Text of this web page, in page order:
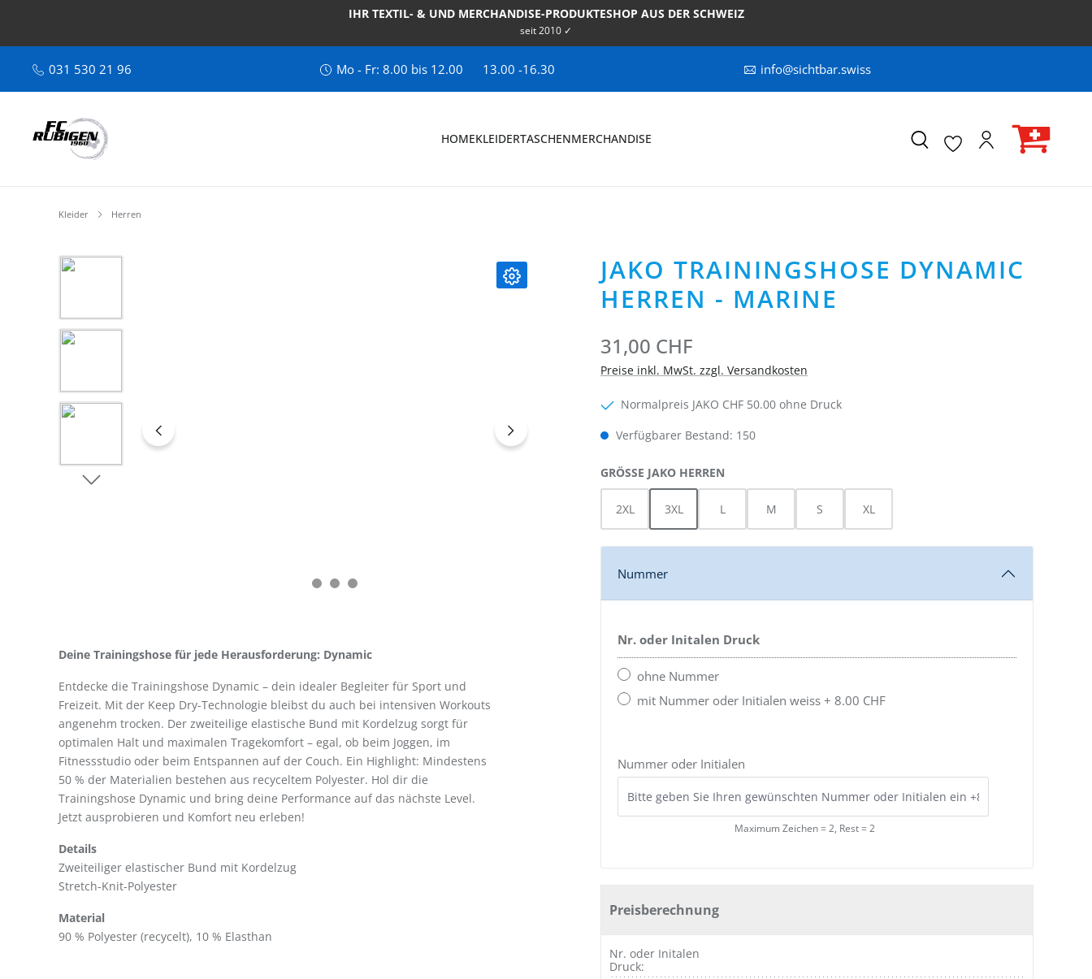
IHR TEXTIL- & UND MERCHANDISE-PRODUKTESHOP AUS DER SCHWEIZ
seit 2010 ✓
031 530 21 96 Mo - Fr: 8.00 bis 12.00 13.00 -16.30 info@sichtbar.swiss
HOMEKLEIDERTASCHENMERCHANDISE
Kleider Herren
Bildergalerie überspringen
Deine Trainingshose für jede Herausforderung: Dynamic
Entdecke die Trainingshose Dynamic – dein idealer Begleiter für Sport und
Freizeit. Mit der Keep Dry-Technologie bleibst du auch bei intensiven Workouts
angenehm trocken. Der zweiteilige elastische Bund mit Kordelzug sorgt für
optimalen Halt und maximalen Tragekomfort – egal, ob beim Joggen, im
Fitnessstudio oder beim Entspannen auf der Couch. Ein Highlight: Mindestens
50 % der Materialien bestehen aus recyceltem Polyester. Hol dir die
Trainingshose Dynamic und bring deine Performance auf das nächste Level.
Jetzt ausprobieren und Komfort neu erleben!
Details
Zweiteiliger elastischer Bund mit Kordelzug
Stretch-Knit-Polyester
Material
90 % Polyester (recycelt), 10 % Elasthan
JAKO TRAININGSHOSE DYNAMIC
HERREN - MARINE
31,00 CHF
Preise inkl. MwSt. zzgl. Versandkosten
Normalpreis JAKO CHF 50.00 ohne Druck
Verfügbarer Bestand: 150
GRÖSSE JAKO HERREN
2XL 3XL L M S XL
Nummer
Nr. oder Initalen Druck
ohne Nummer
mit Nummer oder Initialen weiss + 8.00 CHF
Nummer oder Initialen
Maximum Zeichen = 2, Rest = 2
Preisberechnung
Nr. oder Initalen
Druck: